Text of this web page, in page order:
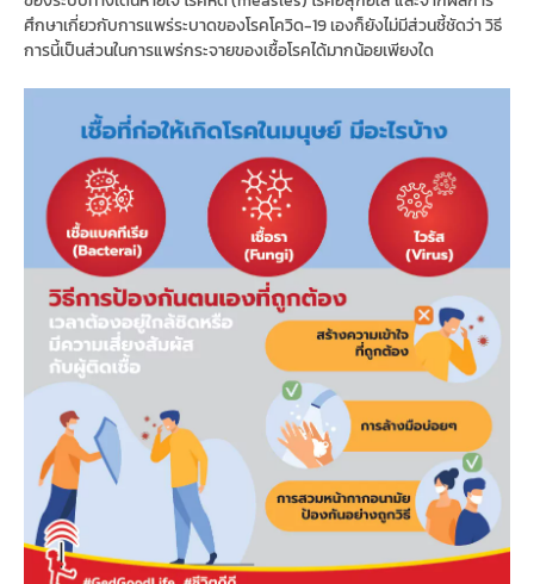
ศึกษาเกี่ยวกับการแพร่ระบาดของโรคโควิด-19 เองก็ยังไม่มีส่วนชี้ชัดว่า วิธี
การนี้เป็นส่วนในการแพร่กระจายของเชื้อโรคได้มากน้อยเพียงใด